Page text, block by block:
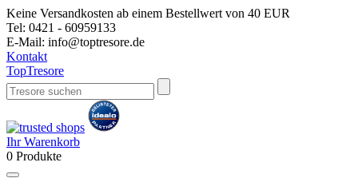
Keine Versandkosten ab einem Bestellwert von 40 EUR
Tel: 0421 - 60959133
E-Mail: info@toptresore.de
Kontakt
TopTresore
Ihr Warenkorb
0 Produkte